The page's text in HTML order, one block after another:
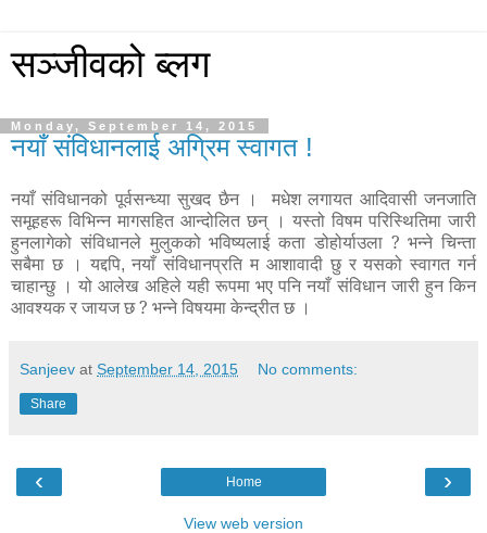
सञ्जीवको ब्लग
Monday, September 14, 2015
नयाँ संविधानलाई अग्रिम स्वागत !
नयाँ संविधानको पूर्वसन्ध्या सुखद छैन । मधेश लगायत आदिवासी जनजाति
समूहहरू विभिन्न मागसहित आन्दोलित छन् । यस्तो विषम परिस्थितिमा जारी
हुनलागेको संविधानले मुलुकको भविष्यलाई कता डोहोर्याउला ?भन्ने चिन्ता
सबैमा छ । यद्दपि,नयाँ संविधानप्रति म आशावादी छु र यसको स्वागत गर्न
चाहान्छु । यो आलेख अहिले यही रूपमा भए पनि नयाँ संविधान जारी हुन किन
आवश्यक र जायज छ ? भन्ने विषयमा केन्द्रीत छ ।
Sanjeev at September 14, 2015 No comments:
Share
‹ ›
Home
View web version